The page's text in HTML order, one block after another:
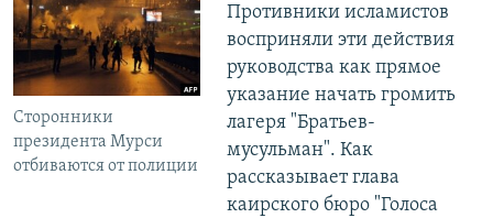
Сторонники
президента Мурси
отбиваются от полиции
Противники исламистов
восприняли эти действия
руководства как прямое
указание начать громить
лагеря "Братьев-
мусульман". Как
рассказывает глава
каирского бюро "Голоса